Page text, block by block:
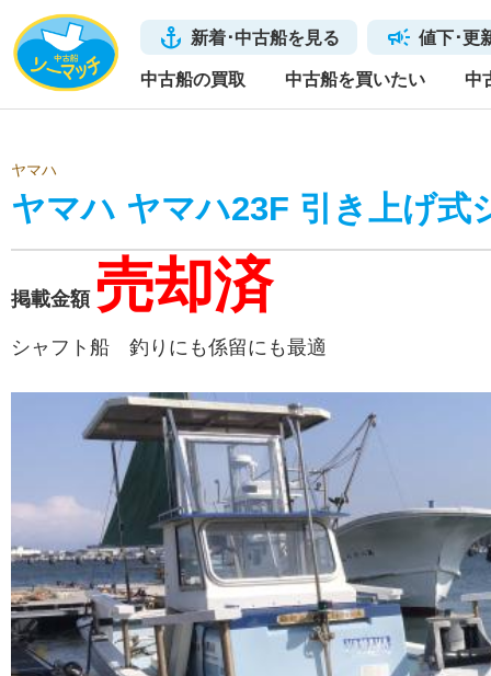
新着･中古船を見る 値下･更
中古船の買取 中古船を買いたい 中
ヤマハ
ヤマハ ヤマハ23F 引き上げ式
掲載金額 売却済
シャフト船 釣りにも係留にも最適